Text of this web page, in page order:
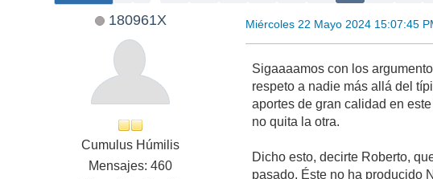
180961X
Cumulus Húmilis
Mensajes: 460
Miércoles 22 Mayo 2024 15:07:45
Sigaaaamos con los
respeto a nadie más allá del
aportes de gran calidad en
no quita la otra.
Dicho esto, decirte Roberto,
pasado, Éste no ha producido